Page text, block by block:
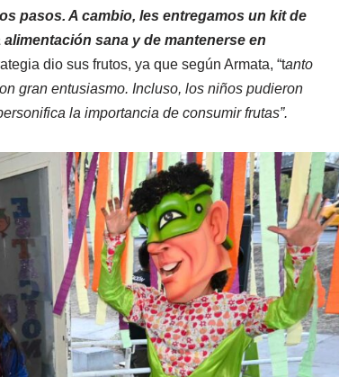
pasos. A cambio, les entregamos un kit de
sana y de mantenerse en
dio sus frutos, ya que según Armata, “tanto
gran entusiasmo. Incluso, los niños pudieron
la importancia de consumir frutas”.